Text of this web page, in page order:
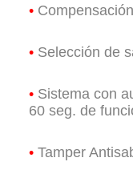
•
• Selección de
• Sistema con
60 seg. de
• Tamper